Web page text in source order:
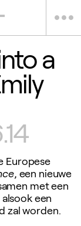
more_horiz
a
Europese
, een nieuwe
met een
een
zal worden.